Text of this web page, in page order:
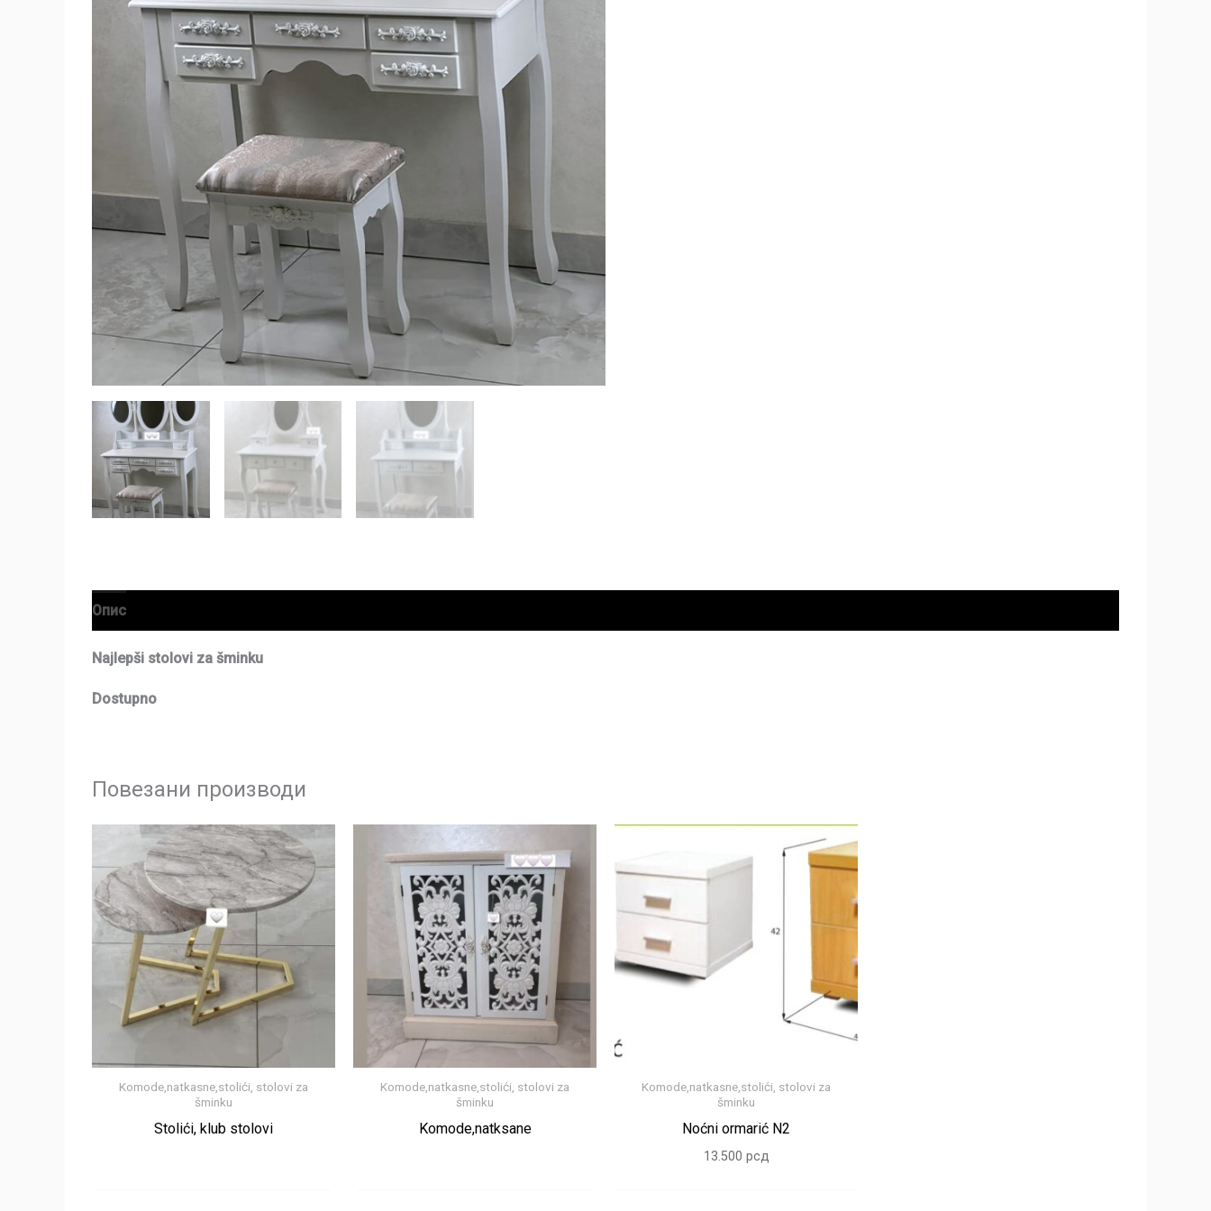
Опис
Najlepši stolovi za šminku
Dostupno
Повезани производи
Komode,natkasne,stolići, stolovi za
šminku
Stolići, klub stolovi
Komode,natkasne,stolići, stolovi za
šminku
Komode,natksane
Komode,natkasne,stolići, stolovi za
šminku
Noćni ormarić N2
13.500 рсд